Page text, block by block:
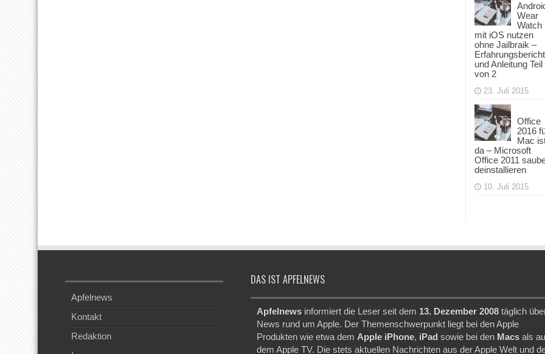
Wear
Watch
mit iOS nutzen
ohne Jailbraik –
Erfahrungsbericht
und Anleitung Teil
von 2
23. Juli 2015
Office
2016
Mac
da – Microsoft
Office 2011
deinstallieren
10. Juli 2015
Apfelnews
Kontakt
Redaktion
DAS IST APFELNEWS
Apfelnews informiert die Leser seit dem 13. Dezember 2008 täglich
News rund um Apple. Der Themenschwerpunkt liegt bei den Apple
Produkten wie etwa dem Apple iPhone, iPad sowie bei den Macs als
dem Apple TV. Die stets aktuellen Nachrichten aus der Apple Welt und